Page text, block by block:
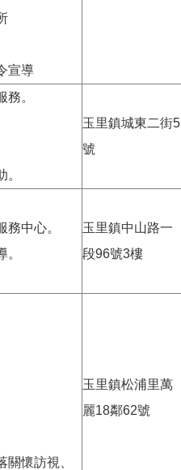
宣導
務。
玉里鎮城東二街5
號
務中心。
玉里鎮中山路一
段96號3樓
關懷訪視、
玉里鎮松浦里萬
麗18鄰62號